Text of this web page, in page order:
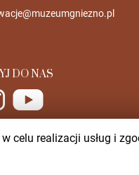
DO NAS
celu realizacji usług i